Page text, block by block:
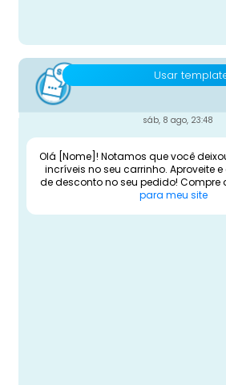
Usar
sáb, 8 ago, 23:48
Olá [Nome]! Notamos que você
incríveis no seu carrinho. Aproveite e
de desconto no seu pedido! Compre
para meu site